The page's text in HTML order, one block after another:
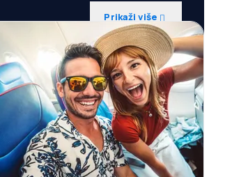
Prikaži više